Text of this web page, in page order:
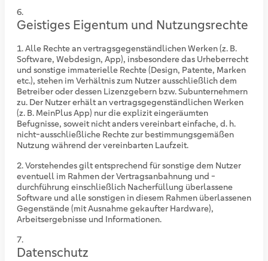
Geistiges Eigentum und Nutzungsrechte
Alle Rechte an vertragsgegenständlichen Werken (z. B.
Software, Webdesign, App), insbesondere das Urheberrecht
und sonstige immaterielle Rechte (Design, Patente, Marken
etc.), stehen im Verhältnis zum Nutzer ausschließlich dem
Betreiber oder dessen Lizenzgebern bzw. Subunternehmern
zu. Der Nutzer erhält an vertragsgegenständlichen Werken
(z. B. MeinPlus App) nur die explizit eingeräumten
Befugnisse, soweit nicht anders vereinbart einfache, d. h.
nicht-ausschließliche Rechte zur bestimmungsgemäßen
Nutzung während der vereinbarten Laufzeit.
Vorstehendes gilt entsprechend für sonstige dem Nutzer
eventuell im Rahmen der Vertragsanbahnung und -
durchführung einschließlich Nacherfüllung überlassene
Software und alle sonstigen in diesem Rahmen überlassenen
Gegenstände (mit Ausnahme gekaufter Hardware),
Arbeitsergebnisse und Informationen.
Datenschutz